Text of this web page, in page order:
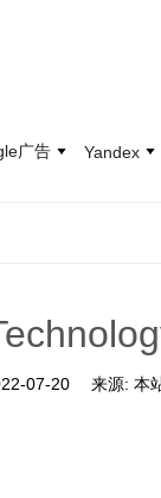
广告 Yandex
07-20 来源: 本